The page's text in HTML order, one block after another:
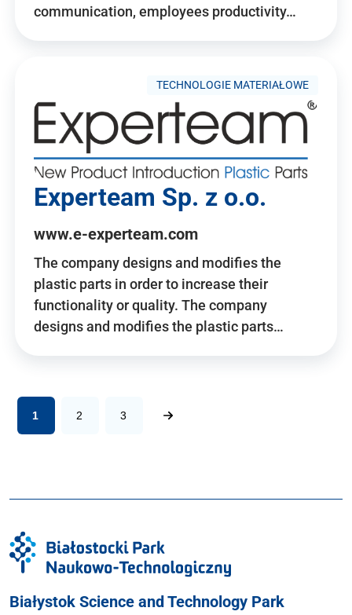
communication, employees productivity…
TECHNOLOGIE MATERIAŁOWE
Experteam Sp. z o.o.
www.e-experteam.com
The company designs and modifies the
plastic parts in order to increase their
functionality or quality. The company
designs and modifies the plastic parts…
1 2 3
Białystok Science and Technology Park